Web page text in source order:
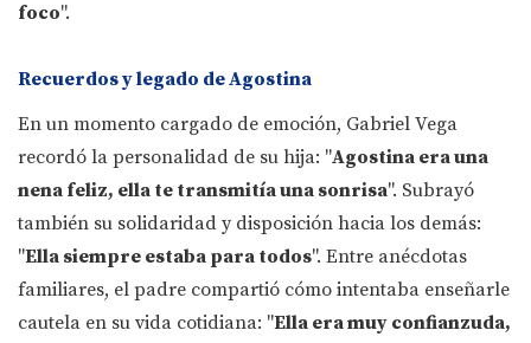
foco".
Recuerdos y legado de Agostina
En un momento cargado de emoción, Gabriel Vega
recordó la personalidad de su hija: "Agostina era una
nena feliz, ella te transmitía una sonrisa". Subrayó
también su solidaridad y disposición hacia los demás:
"Ella siempre estaba para todos". Entre anécdotas
familiares, el padre compartió cómo intentaba enseñarle
cautela en su vida cotidiana: "Ella era muy confianzuda,